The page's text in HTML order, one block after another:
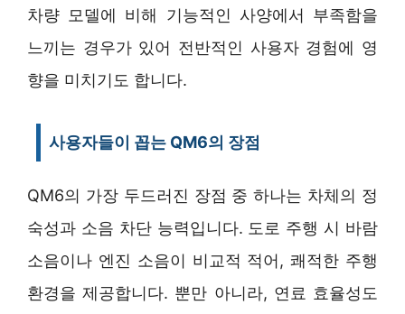
차량 모델에 비해 기능적인 사양에서 부족함을
느끼는 경우가 있어 전반적인 사용자 경험에 영
향을 미치기도 합니다.
사용자들이 꼽는 QM6의 장점
QM6의 가장 두드러진 장점 중 하나는 차체의 정
숙성과 소음 차단 능력입니다. 도로 주행 시 바람
소음이나 엔진 소음이 비교적 적어, 쾌적한 주행
환경을 제공합니다. 뿐만 아니라, 연료 효율성도